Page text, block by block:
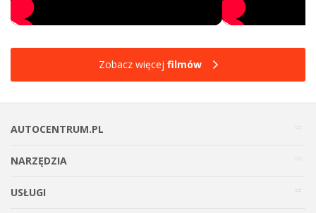
Zobacz więcej filmów
AUTOCENTRUM.PL
NARZĘDZIA
USŁUGI